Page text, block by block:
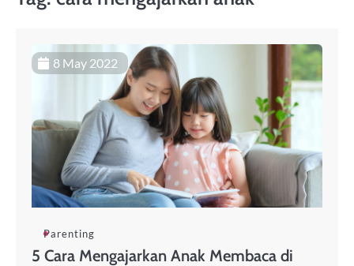
8 May 2022
Parenting
5 Cara Mengajarkan Anak Membaca di